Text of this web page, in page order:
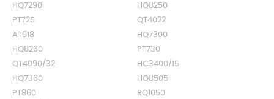
HQ7290
HQ8250
PT725
QT4022
AT918
HQ7300
HQ8260
PT730
QT4090/32
HC3400/15
HQ7360
HQ8505
PT860
RQ1050